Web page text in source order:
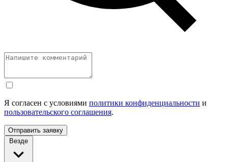
Я согласен с условиями политики конфиденциальности и
пользовательского соглашения.
Отправить заявку
Везде